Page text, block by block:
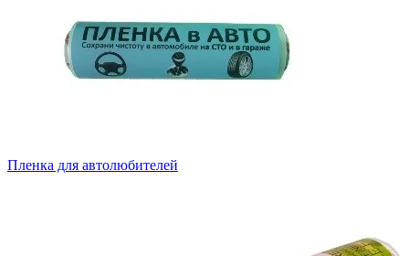
Пленка для автолюбителей